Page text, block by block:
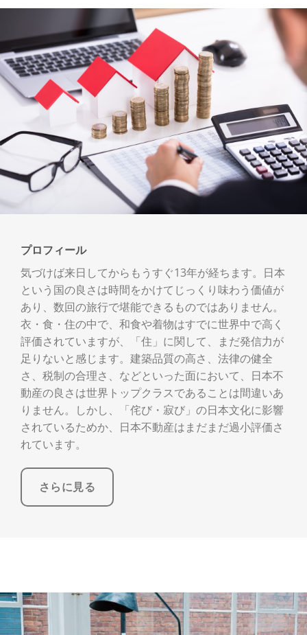
プロフィール
気づけば来日してからもうすぐ13年が経ちます。日本
という国の良さは時間をかけてじっくり味わう価値が
あり、数回の旅行で堪能できるものではありません。
衣・食・住の中で、和食や着物はすでに世界中で高く
評価されていますが、「住」に関して、まだ発信力が
足りないと感じます。建築品質の高さ、法律の健全
さ、税制の合理さ、などといった面において、日本不
動産の良さは世界トップクラスであることは間違いあ
りません。しかし、「侘び・寂び」の日本文化に影響
されているためか、日本不動産はまだまだ過小評価さ
れています。
さらに見る